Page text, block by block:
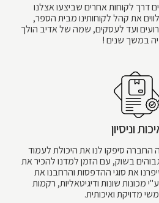
דרך לקוחות אחרים שביצעו אצלנו
את קהל לקוחותינו מבית הספר,
ועד לעסקים, שמה של אדיב הולך
במשך שנים !
וניסיון
סיפקו לנו את היכולת לעמוד
בשוק, עם הזמן למדנו להכיר את
את סוגי ההדפסות והרחבנו את
מכונות שונות ודיגיטאליות, רקמות
מדויקת ואיכותית.